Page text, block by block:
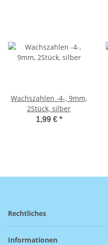
Wachszahlen -4-, 9mm,
2Stück, silber
1,99 € *
Rechtliches
Informationen